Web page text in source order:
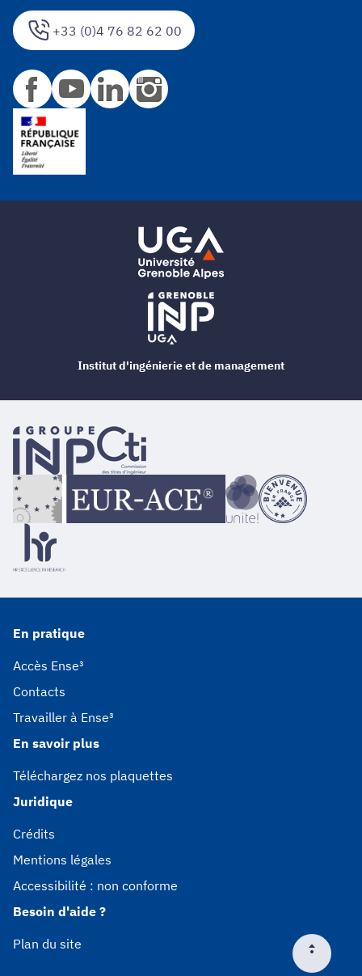
+33 (0)4 76 82 62 00
En pratique
Accès Ense³
Contacts
Travailler à Ense³
En savoir plus
Téléchargez nos plaquettes
Juridique
Crédits
Mentions légales
Accessibilité : non conforme
Besoin d'aide ?
Plan du site
Institut d'ingénierie et de management